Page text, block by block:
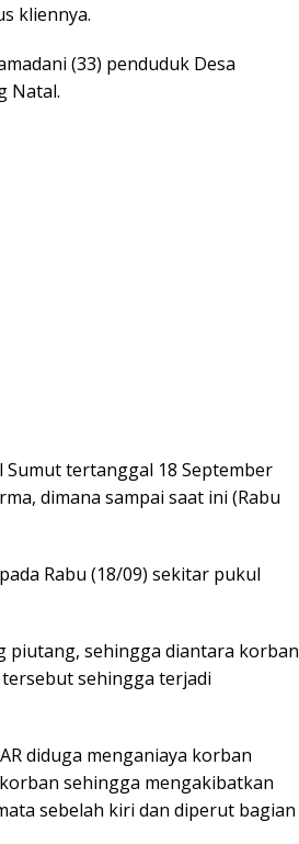
kliennya.
(33) penduduk Desa
Natal.
Sumut tertanggal 18 September
dimana sampai saat ini (Rabu
Rabu (18/09) sekitar pukul
piutang, sehingga diantara korban
sehingga terjadi
diduga menganiaya korban
sehingga mengakibatkan
sebelah kiri dan diperut bagian